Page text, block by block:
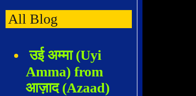
All Blog
उई अम्मा (Uyi
Amma) from
आज़ाद (Azaad)